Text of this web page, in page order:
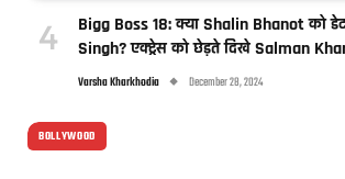
Bigg Boss 18: क्या Shalin Bhanot को
Singh? एक्ट्रेस को छेड़ते दिखे Salman
Varsha Kharkhodia December 28, 2024
BOLLYWOOD